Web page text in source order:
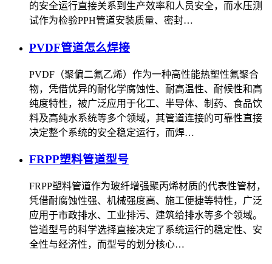
的安全运行直接关系到生产效率和人员安全，而水压测
试作为检验PPH管道安装质量、密封…
PVDF管道怎么焊接
PVDF（聚偏二氟乙烯）作为一种高性能热塑性氟聚合
物，凭借优异的耐化学腐蚀性、耐高温性、耐候性和高
纯度特性，被广泛应用于化工、半导体、制药、食品饮
料及高纯水系统等多个领域，其管道连接的可靠性直接
决定整个系统的安全稳定运行，而焊…
FRPP塑料管道型号
FRPP塑料管道作为玻纤增强聚丙烯材质的代表性管材，
凭借耐腐蚀性强、机械强度高、施工便捷等特性，广泛
应用于市政排水、工业排污、建筑给排水等多个领域。
管道型号的科学选择直接决定了系统运行的稳定性、安
全性与经济性，而型号的划分核心…